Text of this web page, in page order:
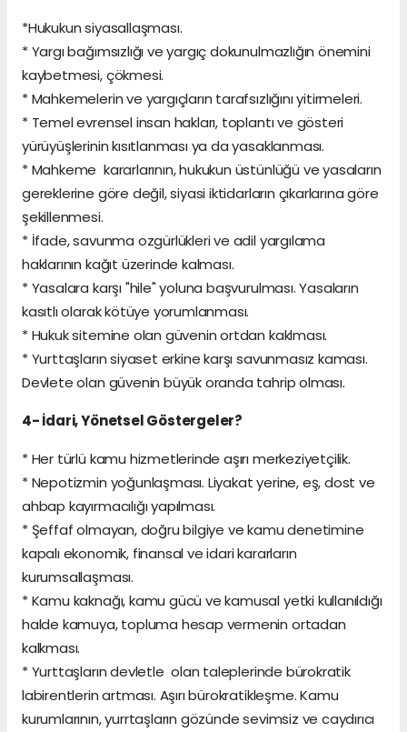
*Hukukun siyasallaşması.
* Yargı bağımsızlığı ve yargıç dokunulmazlığın önemini
kaybetmesi, çökmesi.
* Mahkemelerin ve yargıçların tarafsızlığını yitirmeleri.
* Temel evrensel insan hakları, toplantı ve gösteri
yürüyüşlerinin kısıtlanması ya da yasaklanması.
* Mahkeme kararlarının, hukukun üstünlüğü ve yasaların
gereklerine göre değil, siyasi iktidarların çıkarlarına göre
şekillenmesi.
* İfade, savunma ozgürlükleri ve adil yargılama
haklarının kağıt üzerinde kalması.
* Yasalara karşı "hile" yoluna başvurulması. Yasaların
kasıtlı olarak kötüye yorumlanması.
* Hukuk sitemine olan güvenin ortdan kaklması.
* Yurttaşların siyaset erkine karşı savunmasız kaması.
Devlete olan güvenin büyük oranda tahrip olması.
4- İdari, Yönetsel Göstergeler?
* Her türlü kamu hizmetlerinde aşırı merkeziyetçilik.
* Nepotizmin yoğunlaşması. Liyakat yerine, eş, dost ve
ahbap kayırmacılığı yapılması.
* Şeffaf olmayan, doğru bilgiye ve kamu denetimine
kapalı ekonomik, finansal ve idari kararların
kurumsallaşması.
* Kamu kaknağı, kamu gücü ve kamusal yetki kullanıldığı
halde kamuya, topluma hesap vermenin ortadan
kalkması.
* Yurttaşların devletle olan taleplerinde bürokratik
labirentlerin artması. Aşırı bürokratikleşme. Kamu
kurumlarının, yurrtaşların gözünde sevimsiz ve caydırıcı